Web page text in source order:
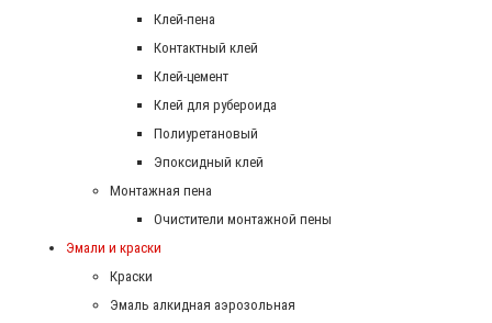
Клей-пена
Контактный клей
Клей-цемент
Клей для рубероида
Полиуретановый
Эпоксидный клей
Монтажная пена
Очистители монтажной пены
Эмали и краски
Краски
Эмаль алкидная аэрозольная